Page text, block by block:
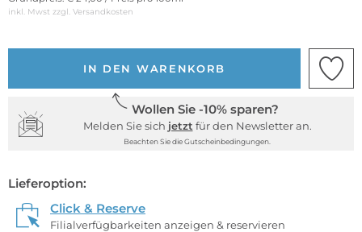
inkl. Mwst zzgl. Versandkosten
IN DEN WARENKORB
Wollen Sie -10% sparen?
Melden Sie sich jetzt für den Newsletter an.
Beachten Sie die Gutscheinbedingungen.
Lieferoption:
Click & Reserve
Filialverfügbarkeiten anzeigen & reservieren